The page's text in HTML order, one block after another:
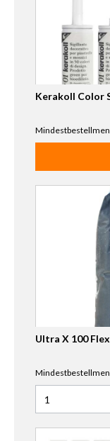
Kerakoll Color
Ultra X 100
Anzahl für